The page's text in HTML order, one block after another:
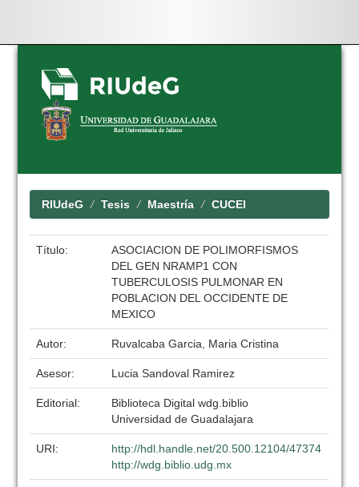
Skip
navigation
RIUdeG Tesis Maestría CUCEI
Título:
ASOCIACION DE POLIMORFISMOS
DEL GEN NRAMP1 CON
TUBERCULOSIS PULMONAR EN
POBLACION DEL OCCIDENTE DE
MEXICO
Autor: Ruvalcaba Garcia, Maria Cristina
Asesor: Lucia Sandoval Ramirez
Editorial:
Biblioteca Digital wdg.biblio
Universidad de Guadalajara
URI:
http://hdl.handle.net/20.500.12104/47374
http://wdg.biblio.udg.mx